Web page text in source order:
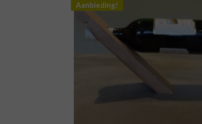
Aanbieding!
AAN
VERLANGLIJST